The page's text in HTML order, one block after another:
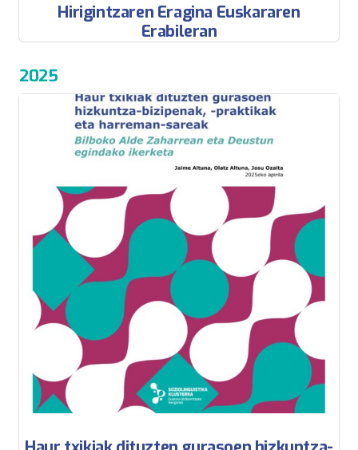
Hirigintzaren Eragina Euskararen
Erabileran
2025